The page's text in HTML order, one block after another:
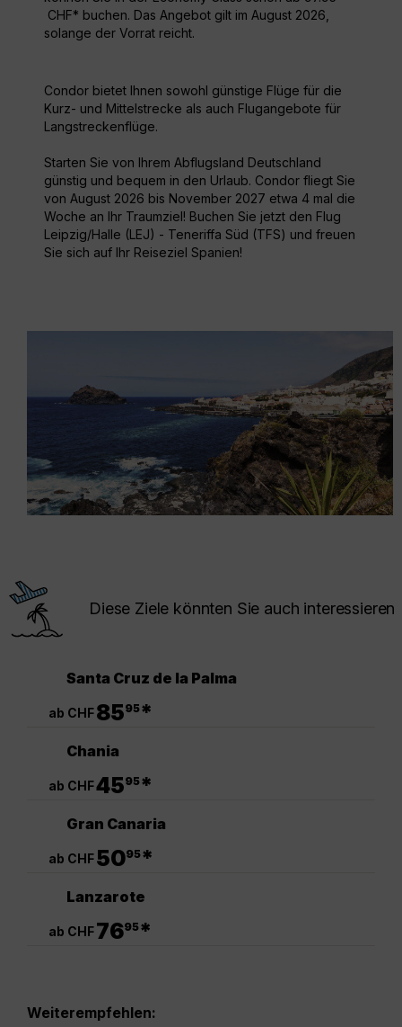
CHF* buchen. Das Angebot gilt im August 2026,
solange der Vorrat reicht.
Condor bietet Ihnen sowohl günstige Flüge für die
Kurz- und Mittelstrecke als auch Flugangebote für
Langstreckenflüge.
Starten Sie von Ihrem Abflugsland Deutschland
günstig und bequem in den Urlaub. Condor fliegt Sie
von August 2026 bis November 2027 etwa 4 mal die
Woche an Ihr Traumziel! Buchen Sie jetzt den Flug
Leipzig/Halle (LEJ) - Teneriffa Süd (TFS) und freuen
Sie sich auf Ihr Reiseziel Spanien!
Diese Ziele könnten Sie auch interessieren
Santa Cruz de la Palma
ab CHF8595*
Chania
ab CHF4595*
Gran Canaria
ab CHF5095*
Lanzarote
ab CHF7695*
Weiterempfehlen: